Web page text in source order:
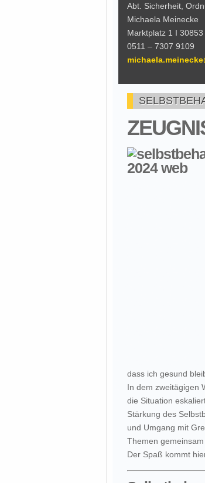
Abt. Sicherheit,
Michaela Meinecke
Marktplatz 1 I
0511 – 7307 9109
dass ich gesund
In dem zweitägigen
die Situation
Stärkung des
und Umgang mit
Themen
Der Spaß kommt